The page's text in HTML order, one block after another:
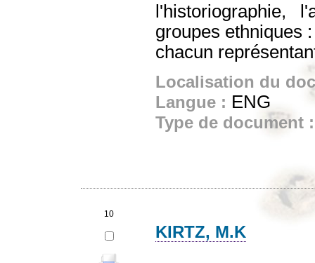
l'historiographie,
groupes ethniques
chacun
Localisation du
Langue : ENG
Type de document
10
KIRTZ, M.K